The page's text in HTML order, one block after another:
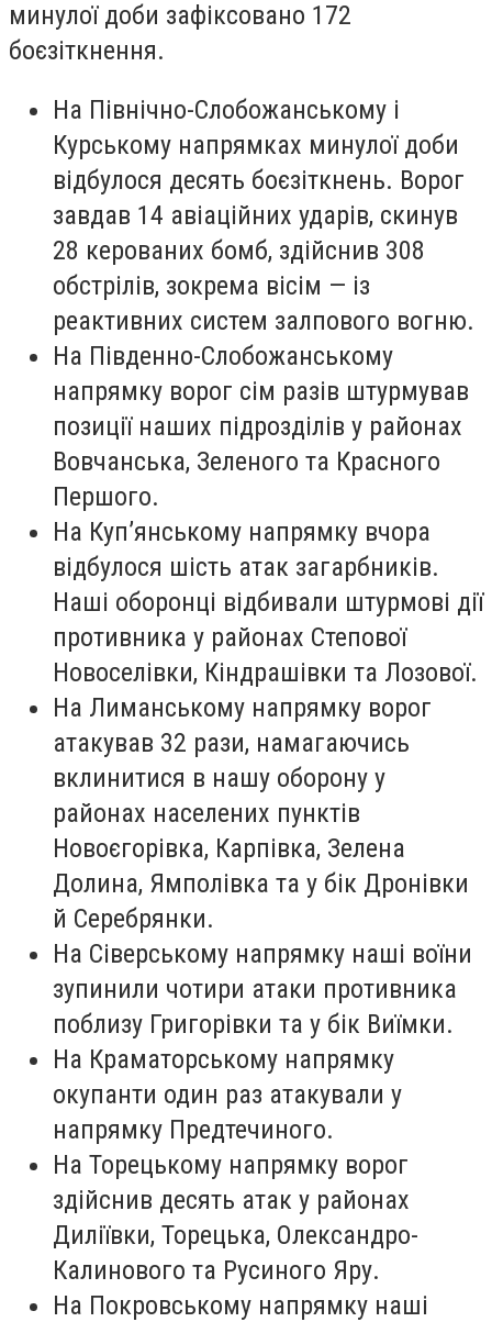
минулої доби зафіксовано 172
боєзіткнення.
На Північно-Слобожанському і
Курському напрямках минулої доби
відбулося десять боєзіткнень. Ворог
завдав 14 авіаційних ударів, скинув
28 керованих бомб, здійснив 308
обстрілів, зокрема вісім — із
реактивних систем залпового вогню.
На Південно-Слобожанському
напрямку ворог сім разів штурмував
позиції наших підрозділів у районах
Вовчанська, Зеленого та Красного
Першого.
На Куп’янському напрямку вчора
відбулося шість атак загарбників.
Наші оборонці відбивали штурмові дії
противника у районах Степової
Новоселівки, Кіндрашівки та Лозової.
На Лиманському напрямку ворог
атакував 32 рази, намагаючись
вклинитися в нашу оборону у
районах населених пунктів
Новоєгорівка, Карпівка, Зелена
Долина, Ямполівка та у бік Дронівки
й Серебрянки.
На Сіверському напрямку наші воїни
зупинили чотири атаки противника
поблизу Григорівки та у бік Виїмки.
На Краматорському напрямку
окупанти один раз атакували у
напрямку Предтечиного.
На Торецькому напрямку ворог
здійснив десять атак у районах
Диліївки, Торецька, Олександро-
Калинового та Русиного Яру.
На Покровському напрямку наші